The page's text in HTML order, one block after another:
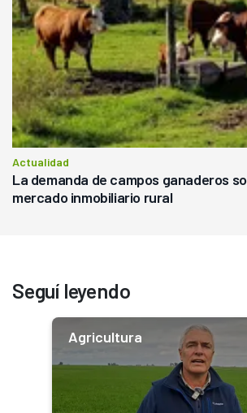
Actualidad
La demanda de campos ganaderos
mercado inmobiliario rural
Seguí leyendo
Agricultura